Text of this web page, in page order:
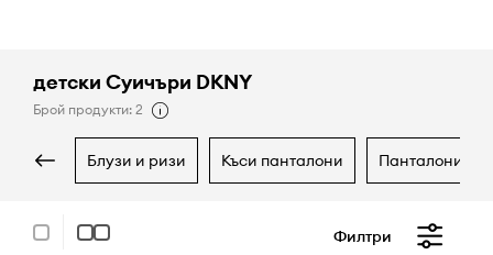
детски Суичъри DKNY
Брой продукти: 2
блузи и ризи къси панталони панталони и
Филтри